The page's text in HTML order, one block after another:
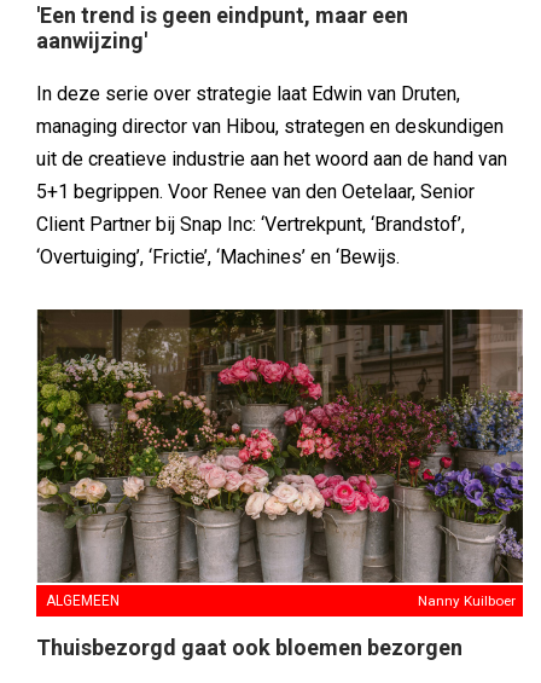
'Een trend is geen eindpunt, maar een
aanwijzing'
In deze serie over strategie laat Edwin van Druten,
managing director van Hibou, strategen en deskundigen
uit de creatieve industrie aan het woord aan de hand van
5+1 begrippen. Voor Renee van den Oetelaar, Senior
Client Partner bij Snap Inc: ‘Vertrekpunt, ‘Brandstof’,
‘Overtuiging’, ‘Frictie’, ‘Machines’ en ‘Bewijs.
ALGEMEEN Nanny Kuilboer
Thuisbezorgd gaat ook bloemen bezorgen